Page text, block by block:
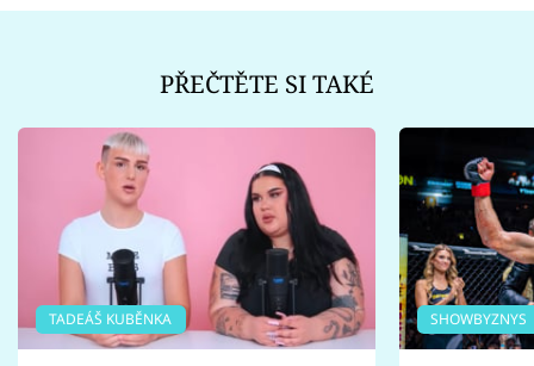
PŘEČTĚTE SI TAKÉ
TADEÁŠ KUBĚNKA SHOWBYZNYS